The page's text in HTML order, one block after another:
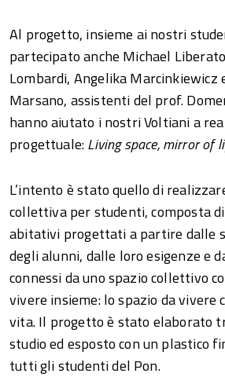
Al progetto, insieme ai nostri
partecipato anche Michael
Lombardi, Angelika Marcinkiewicz
Marsano, assistenti del prof.
hanno aiutato i nostri Voltiani a
progettuale:Living space, mirror of
L’intento è stato quello di
collettiva per studenti, composta
abitativi progettati a partire dalle
degli alunni, dalle loro esigenze e
connessi da uno spazio collettivo
vivere insieme: lo spazio da vivere
vita. Il progetto è stato elaborato
studio ed esposto con un plastico
tutti gli studenti del Pon.